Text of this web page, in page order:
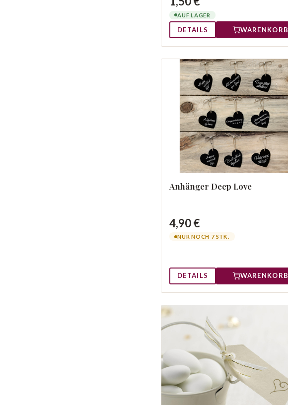
AUF LAGER
DETAILS WARENKORB
Anhänger Deep Love
4,90 €
NUR NOCH 7 STK.
DETAILS WARENKORB